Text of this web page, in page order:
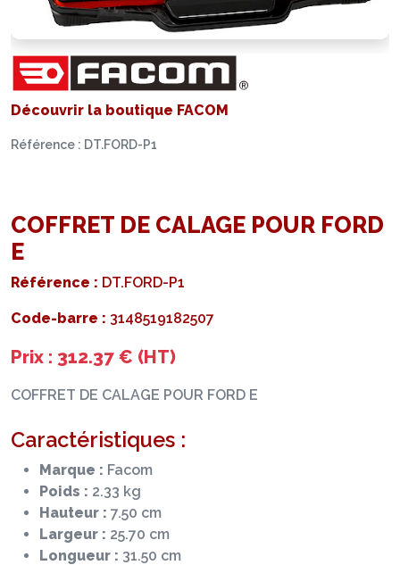
Découvrir la boutique FACOM
Référence : DT.FORD-P1
COFFRET DE CALAGE POUR FORD
E
Référence : DT.FORD-P1
Code-barre : 3148519182507
Prix : 312.37 € (HT)
COFFRET DE CALAGE POUR FORD E
Caractéristiques :
Marque : Facom
Poids : 2.33 kg
Hauteur : 7.50 cm
Largeur : 25.70 cm
Longueur : 31.50 cm